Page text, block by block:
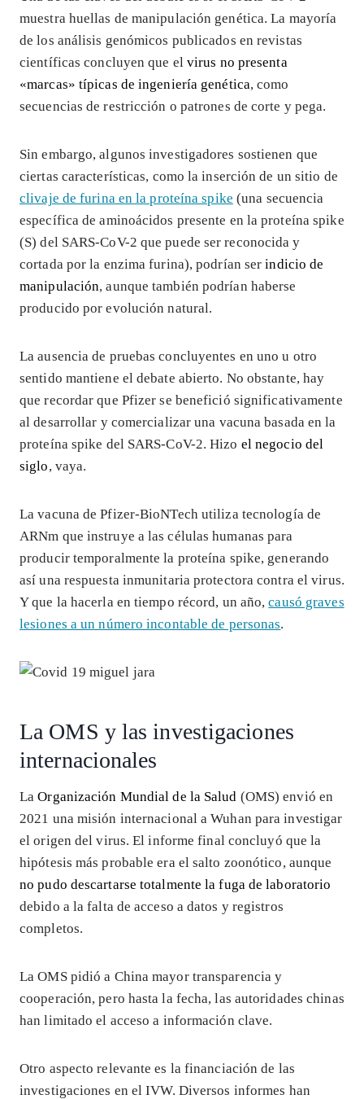
muestra huellas de manipulación genética. La mayoría
de los análisis genómicos publicados en revistas
científicas concluyen que el virus no presenta
«marcas» típicas de ingeniería genética, como
secuencias de restricción o patrones de corte y pega.
Sin embargo, algunos investigadores sostienen que
ciertas características, como la inserción de un sitio de
clivaje de furina en la proteína spike (una secuencia
específica de aminoácidos presente en la proteína spike
(S) del SARS-CoV-2 que puede ser reconocida y
cortada por la enzima furina), podrían serindicio de
manipulación, aunque también podrían haberse
producido por evolución natural.
La ausencia de pruebas concluyentes en uno u otro
sentido mantiene el debate abierto. No obstante, hay
que recordar que Pfizer se benefició significativamente
al desarrollar y comercializar una vacuna basada en la
proteína spike del SARS-CoV-2. Hizo el negocio del
siglo, vaya.
La vacuna de Pfizer-BioNTech utiliza tecnología de
ARNm que instruye a las células humanas para
producir temporalmente la proteína spike, generando
así una respuesta inmunitaria protectora contra el virus.
Y que la hacerla en tiempo récord, un año,causó graves
lesiones a un número incontable de personas.
La OMS y las investigaciones
internacionales
LaOrganización Mundial de la Salud (OMS) envió en
2021 una misión internacional a Wuhan para investigar
el origen del virus. El informe final concluyó que la
hipótesis más probable era el salto zoonótico, aunque
no pudo descartarse totalmente la fuga de laboratorio
debido a la falta de acceso a datos y registros
completos.
La OMS pidió a China mayor transparencia y
cooperación, pero hasta la fecha, las autoridades chinas
han limitado el acceso a información clave.
Otro aspecto relevante es la financiación de las
investigaciones en el IVW. Diversos informes han